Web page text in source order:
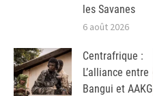
les Savanes
6 août 2026
Centrafrique :
L’alliance entre
Bangui et AAKG